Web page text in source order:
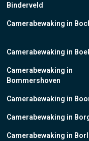
Binderveld
Camerabewaking in
Camerabewaking in
Camerabewaking in
Bommershoven
Camerabewaking in
Camerabewaking in
Camerabewaking in